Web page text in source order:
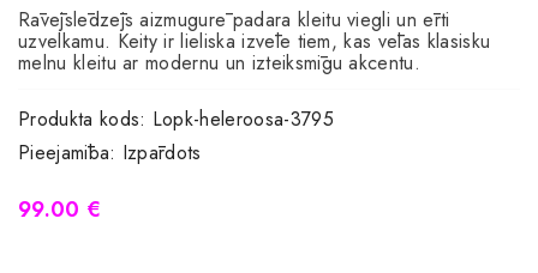
Rāvējslēdzējs aizmugurē padara kleitu viegli un ērti
uzvelkamu. Keity ir lieliska izvēle tiem, kas vēlas klasisku
melnu kleitu ar modernu un izteiksmīgu akcentu.
Produkta kods: Lopk-heleroosa-3795
Pieejamība: Izpārdots
99.00 €